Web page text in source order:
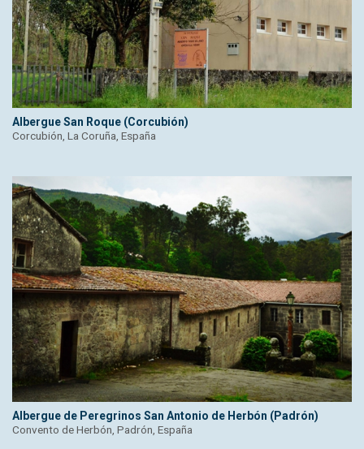
Albergue San Roque (Corcubión)
Corcubión, La Coruña, España
Albergue de Peregrinos San Antonio de Herbón (Padrón)
Convento de Herbón, Padrón, España